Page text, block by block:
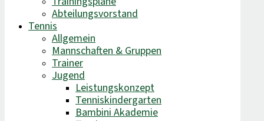
Abteilungsvorstand
Tennis
Allgemein
Mannschaften & Gruppen
Trainer
Jugend
Leistungskonzept
Tenniskindergarten
Bambini Akademie